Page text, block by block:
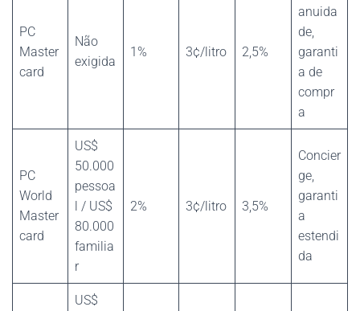
PC
Master
card
Não
exigida
1% 3¢/litro 2,5%
anuida
de,
garanti
a de
compr
a
PC
World
Master
card
US$
50.000
pessoa
l / US$
80.000
familia
r
2% 3¢/litro 3,5%
Concier
ge,
garanti
a
estendi
da
US$